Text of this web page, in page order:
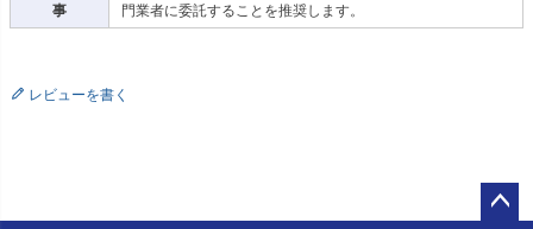
事
門業者に委託することを推奨します。
レビューを書く